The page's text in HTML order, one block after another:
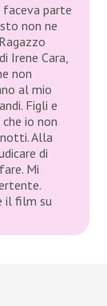
faceva parte
non ne
Irene Cara,
non
al mio
Figli e
io non
Alla
di
Mi
il film su